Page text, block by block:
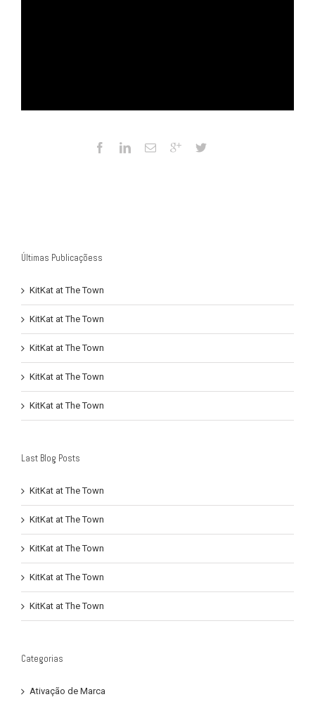
Últimas Publicaçõess
KitKat at The Town
KitKat at The Town
KitKat at The Town
KitKat at The Town
KitKat at The Town
Last Blog Posts
KitKat at The Town
KitKat at The Town
KitKat at The Town
KitKat at The Town
KitKat at The Town
Categorias
Ativação de Marca